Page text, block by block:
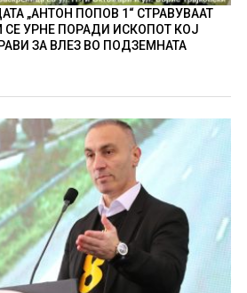
„АНТОН ПОПОВ 1“ СТРАВУВААТ
СЕ УРНЕ ПОРАДИ ИСКОПОТ КОЈ
ЗА ВЛЕЗ ВО ПОДЗЕМНАТА